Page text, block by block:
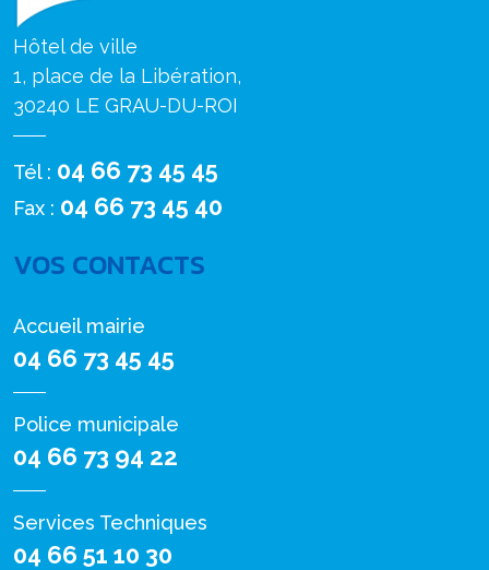
Hôtel de ville
1, place de la Libération,
30240 LE GRAU-DU-ROI
Tél : 04 66 73 45 45
Fax : 04 66 73 45 40
VOS CONTACTS
Accueil mairie
04 66 73 45 45
Police municipale
04 66 73 94 22
Services Techniques
04 66 51 10 30